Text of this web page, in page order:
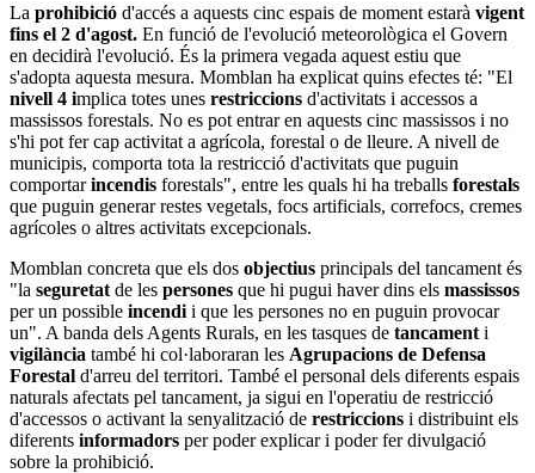
La prohibició d'accés a aquests cinc espais de moment estarà vigent
fins el 2 d'agost. En funció de l'evolució meteorològica el Govern
en decidirà l'evolució. És la primera vegada aquest estiu que
s'adopta aquesta mesura. Momblan ha explicat quins efectes té: "El
nivell 4 implica totes unes restriccions d'activitats i accessos a
massissos forestals. No es pot entrar en aquests cinc massissos i no
s'hi pot fer cap activitat a agrícola, forestal o de lleure. A nivell de
municipis, comporta tota la restricció d'activitats que puguin
comportarincendis forestals", entre les quals hi ha treballs forestals
que puguin generar restes vegetals, focs artificials, correfocs, cremes
agrícoles o altres activitats excepcionals.
Momblan concreta que els dos objectius principals del tancament és
"la seguretat de les persones que hi pugui haver dins els massissos
per un possible incendi i que les persones no en puguin provocar
un". A banda dels Agents Rurals, en les tasques de tancament i
vigilància també hi col·laboraran les Agrupacions de Defensa
Forestal d'arreu del territori. També el personal dels diferents espais
naturals afectats pel tancament, ja sigui en l'operatiu de restricció
d'accessos o activant la senyalització de restriccions i distribuint els
diferents informadors per poder explicar i poder fer divulgació
sobre la prohibició.